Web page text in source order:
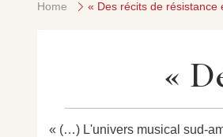
Home « Des récits de
«
« (…) L'univers musical sud-